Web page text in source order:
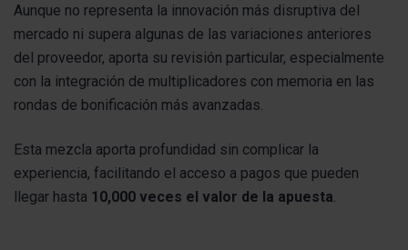
Aunque no representa la innovación más disruptiva del
mercado ni supera algunas de las variaciones anteriores
del proveedor, aporta su revisión particular, especialmente
con la integración de multiplicadores con memoria en las
rondas de bonificación más avanzadas.
Esta mezcla aporta profundidad sin complicar la
experiencia, facilitando el acceso a pagos que pueden
llegar hasta 10,000 veces el valor de la apuesta.